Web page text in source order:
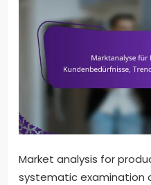
Market analysis for
systematic examination